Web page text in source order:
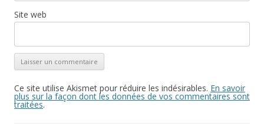
Site web
Ce site utilise Akismet pour réduire les indésirables. En savoir
plus sur la façon dont les données de vos commentaires sont
traitées.